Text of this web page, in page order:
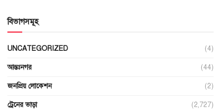
বিভাগসমূহ
UNCATEGORIZED (4)
আন্তঃনগর (44)
জনপ্রিয় লোকেশন (2)
ট্রেনের ভাড়া (2,727)